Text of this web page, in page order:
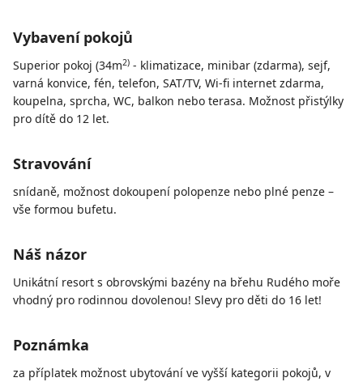
Vybavení pokojů
Superior pokoj (34m2) - klimatizace, minibar (zdarma), sejf,
varná konvice, fén, telefon, SAT/TV, Wi-fi internet zdarma,
koupelna, sprcha, WC, balkon nebo terasa. Možnost přistýlky
pro dítě do 12 let.
Stravování
snídaně, možnost dokoupení polopenze nebo plné penze –
vše formou bufetu.
Náš názor
Unikátní resort s obrovskými bazény na břehu Rudého moře
vhodný pro rodinnou dovolenou! Slevy pro děti do 16 let!
Poznámka
za příplatek možnost ubytování ve vyšší kategorii pokojů, v